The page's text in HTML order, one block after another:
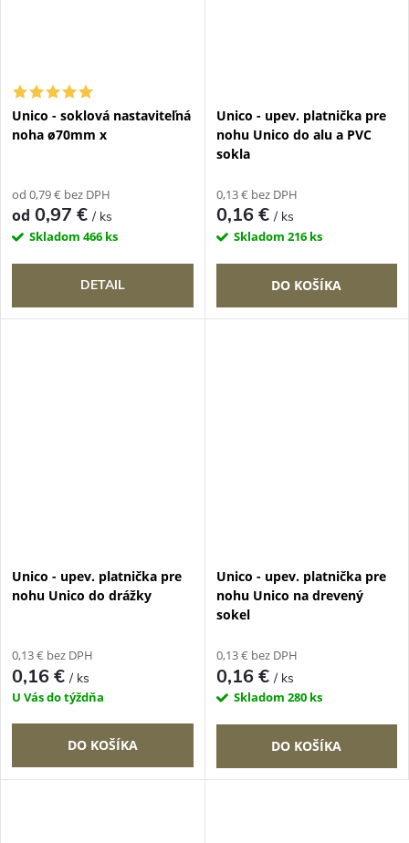
Unico - soklová nastaviteľná
noha ø70mm x
od 0,79 € bez DPH
od 0,97 €/ ks
Skladom 466 ks
DETAIL
Unico - upev. platnička pre
nohu Unico do alu a PVC
sokla
0,13 € bez DPH
0,16 €/ ks
Skladom 216 ks
DO KOŠÍKA
Unico - upev. platnička pre
nohu Unico do drážky
0,13 € bez DPH
0,16 €/ ks
U Vás do týždňa
DO KOŠÍKA
Unico - upev. platnička pre
nohu Unico na drevený
sokel
0,13 € bez DPH
0,16 €/ ks
Skladom 280 ks
DO KOŠÍKA